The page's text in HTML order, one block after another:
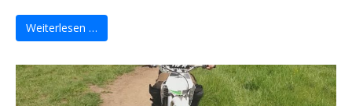
Weiterlesen …